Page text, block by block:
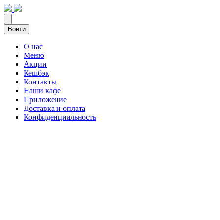
Войти
О нас
Меню
Акции
Кешбэк
Контакты
Наши кафе
Приложение
Доставка и оплата
Конфиденциальность